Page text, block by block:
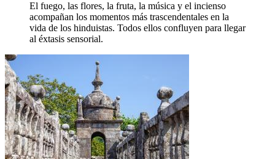
El fuego, las flores, la fruta, la música y el incienso
acompañan los momentos más trascendentales en la
vida de los hinduistas. Todos ellos confluyen para llegar
al éxtasis sensorial.